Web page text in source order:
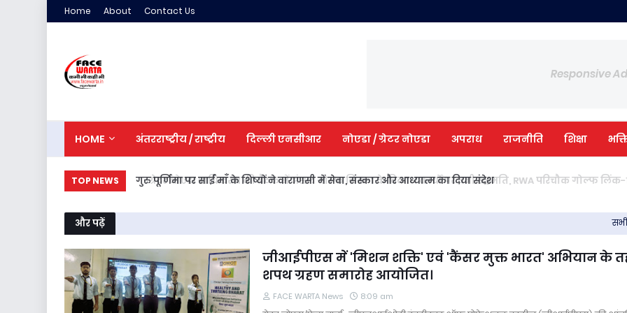
Home About Contact Us
Responsive
HOME अंतरराष्ट्रीय / राष्ट्रीय दिल्ली एनसीआर नोएडा / ग्रेटर नोएडा अपराध राजनीति शिक्षा
TOP NEWS गुरु पूर्णिमा पर साईं माँ के शिष्यों ने वाराणसी में सेवा, संस्कार और आध्यात्म का दिया संदेश
और पढ़ें
जीआईपीएस में 'मिशन शक्ति' एवं 'कैंसर मुक्त भारत' अभियान के
शपथ ग्रहण समारोह आयोजित।
FACE WARTA News 8:09 am